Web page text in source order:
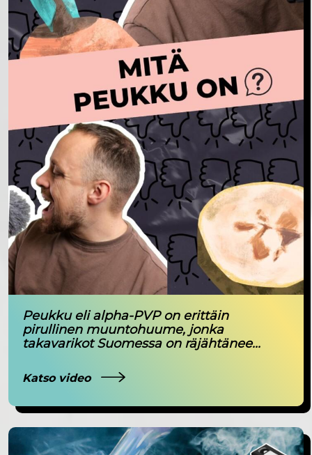
Peukku eli alpha-PVP on erittäin
pirullinen muuntohuume, jonka
takavarikot Suomessa on räjähtänee...
Katso video